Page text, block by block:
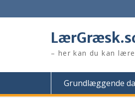
to
– her kan du kan
Grundlæggende